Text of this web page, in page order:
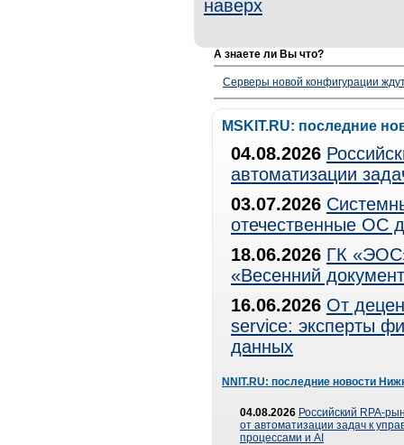
наверх
А знаете ли Вы что?
Серверы новой конфигурации
MSKIT.RU: последние
04.08.2026
автоматизации
03.07.2026
отечественные ОС
18.06.2026 ГК
«Весенний
16.06.2026 От
service: эксперты
данных
NNIT.RU: последние новости
04.08.2026 Российский RPA-
от автоматизации задач к
процессами и AI